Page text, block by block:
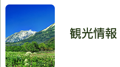
観光情報